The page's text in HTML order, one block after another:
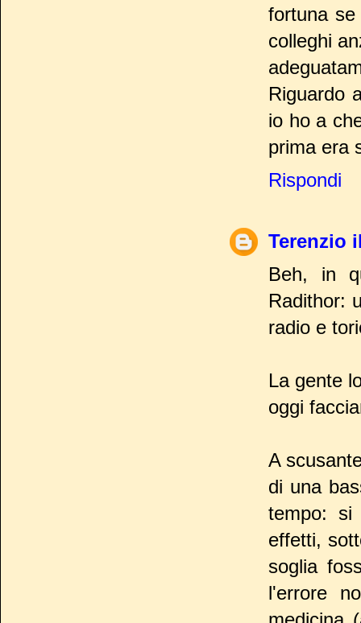
fortuna
colleghi
Riguardo
io ho a
prima era
Rispondi
Terenzio
Beh, in
Radithor:
radio e
La gente
oggi
A
di una
tempo: si
effetti,
soglia
l'errore